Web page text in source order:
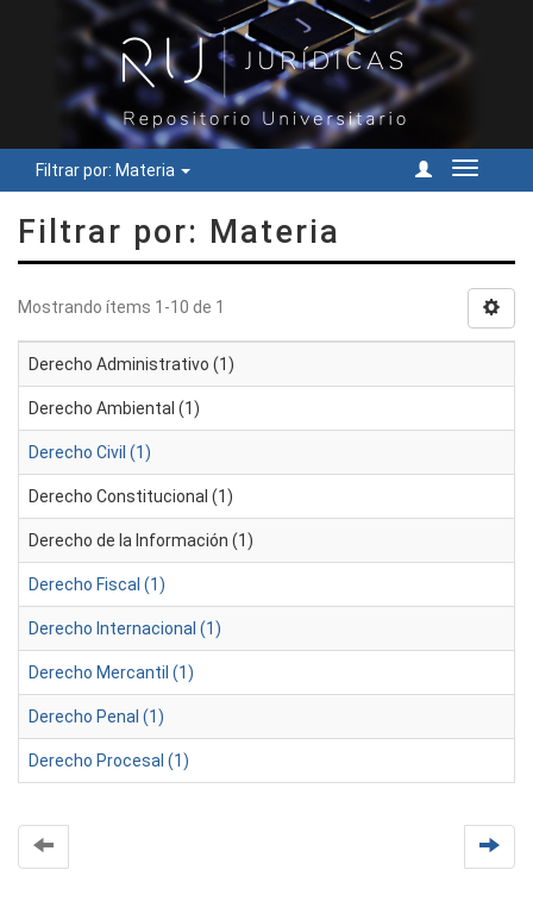
Filtrar por: Materia
Cambiar
Filtrar por: Materia
Mostrando ítems 1-10 de 1
Derecho Administrativo (1)
Derecho Ambiental (1)
Derecho Civil (1)
Derecho Constitucional (1)
Derecho de la Información (1)
Derecho Fiscal (1)
Derecho Internacional (1)
Derecho Mercantil (1)
Derecho Penal (1)
Derecho Procesal (1)